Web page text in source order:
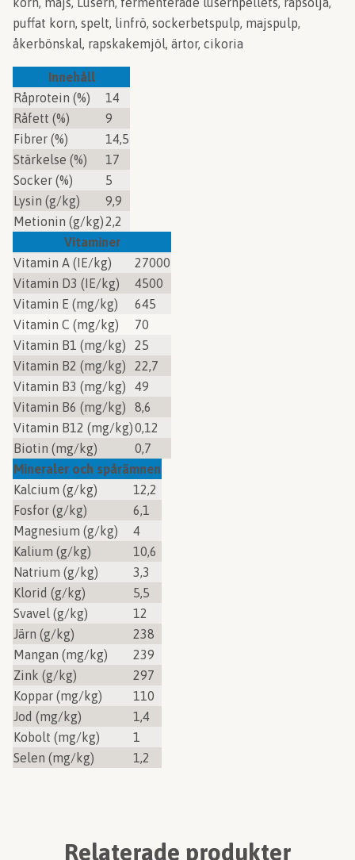
puffat korn, spelt, linfrö, sockerbetspulp, majspulp,
åkerbönskal, rapskakemjöl, ärtor, cikoria
Innehåll
Råprotein (%)
14
Råfett (%)
9
Fibrer (%)
14,5
Stärkelse (%)
17
Socker (%)
5
Lysin (g/kg)
9,9
Metionin (g/kg)2,2
Vitaminer
Vitamin A (IE/kg)
27000
Vitamin D3 (IE/kg)
4500
Vitamin E (mg/kg)
645
Vitamin C (mg/kg)
70
Vitamin B1 (mg/kg)
25
Vitamin B2 (mg/kg)
22,7
Vitamin B3 (mg/kg)
49
Vitamin B6 (mg/kg)
8,6
Vitamin B12 (mg/kg)0,12
Biotin (mg/kg)
0,7
Mineraler och spårämnen
Kalcium (g/kg)
12,2
Fosfor (g/kg)
6,1
Magnesium (g/kg)
4
Kalium (g/kg)
10,6
Natrium (g/kg)
3,3
Klorid (g/kg)
5,5
Svavel (g/kg)
12
Järn (g/kg)
238
Mangan (mg/kg)
239
Zink (g/kg)
297
Koppar (mg/kg)
110
Jod (mg/kg)
1,4
Kobolt (mg/kg)
1
Selen (mg/kg)
1,2
Relaterade produkter